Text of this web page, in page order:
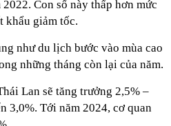
Con số này thấp hơn mức
khẩu giảm tốc.
như du lịch bước vào mùa cao
những tháng còn lại của năm.
Lan sẽ tăng trưởng 2,5% –
3,0%. Tới năm 2024, cơ quan